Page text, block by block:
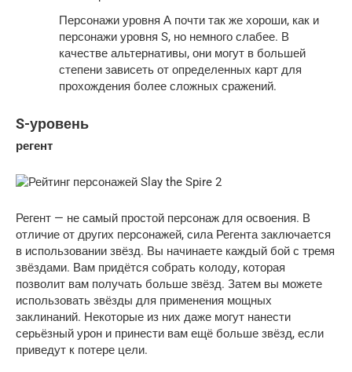
Персонажи уровня А почти так же хороши, как и
персонажи уровня S, но немного слабее. В
качестве альтернативы, они могут в большей
степени зависеть от определенных карт для
прохождения более сложных сражений.
S-уровень
регент
Регент — не самый простой персонаж для освоения. В
отличие от других персонажей, сила Регента заключается
в использовании звёзд. Вы начинаете каждый бой с тремя
звёздами. Вам придётся собрать колоду, которая
позволит вам получать больше звёзд. Затем вы можете
использовать звёзды для применения мощных
заклинаний. Некоторые из них даже могут нанести
серьёзный урон и принести вам ещё больше звёзд, если
приведут к потере цели.